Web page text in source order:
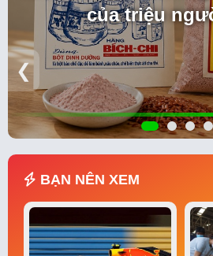
của triệu
❮
BẠN NÊN XEM